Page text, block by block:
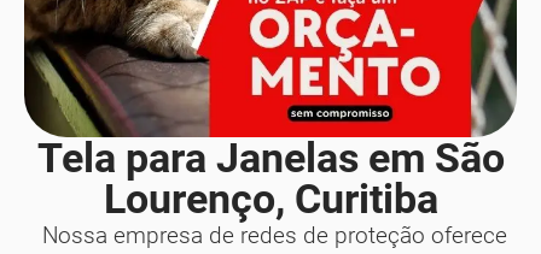
Tela para Janelas em São
Lourenço, Curitiba
Nossa empresa de redes de proteção oferece